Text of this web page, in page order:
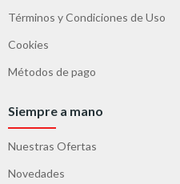
Términos y Condiciones de Uso
Cookies
Métodos de pago
Siempre a mano
Nuestras Ofertas
Novedades